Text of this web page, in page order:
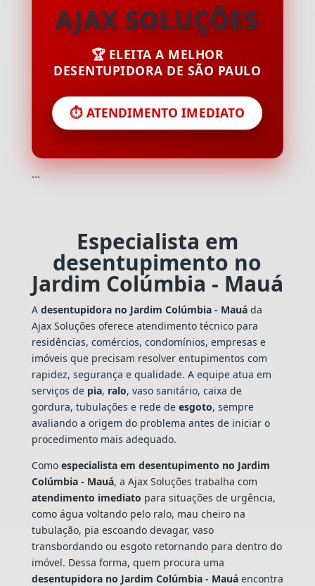
AJAX SOLUÇÕES
🏆 ELEITA A MELHOR
DESENTUPIDORA DE SÃO PAULO
⏱️ ATENDIMENTO IMEDIATO
```
Especialista em
desentupimento no
Jardim Colúmbia - Mauá
A desentupidora no Jardim Colúmbia - Mauáda
Ajax Soluções oferece atendimento técnico para
residências, comércios, condomínios, empresas e
imóveis que precisam resolver entupimentos com
rapidez, segurança e qualidade. A equipe atua em
serviços de pia, ralo, vaso sanitário, caixa de
gordura, tubulações e rede de esgoto, sempre
avaliando a origem do problema antes de iniciar o
procedimento mais adequado.
Como especialista em desentupimento no Jardim
Colúmbia - Mauá, a Ajax Soluções trabalha com
atendimento imediato para situações de urgência,
como água voltando pelo ralo, mau cheiro na
tubulação, pia escoando devagar, vaso
transbordando ou esgoto retornando para dentro do
imóvel. Dessa forma, quem procura uma
desentupidora no Jardim Colúmbia - Mauáencontra